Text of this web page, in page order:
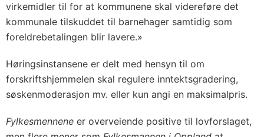
virkemidler til for at kommunene skal videreføre det
kommunale tilskuddet til barnehager samtidig som
foreldrebetalingen blir lavere.»
Høringsinstansene er delt med hensyn til om
forskriftshjemmelen skal regulere inntektsgradering,
søskenmoderasjon mv. eller kun angi en maksimalpris.
Fylkesmennene er overveiende positive til lovforslaget,